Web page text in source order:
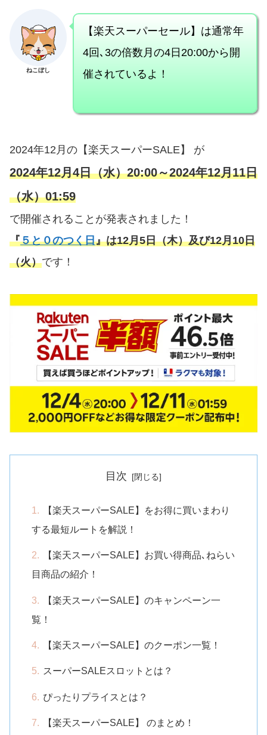
ねこぼし
【楽天スーパーセール】は通常年
4回､3の倍数月の4日20:00から開
催されているよ！
2024年12月の【楽天スーパーSALE】 が
2024年12月4日（水）20:00～2024年12月11日
（水）01:59
で開催されることが発表されました！
『５と０のつく日』は12月5日（木）及び12月10日
（火）です！
目次
【楽天スーパーSALE】をお得に買いまわり
する最短ルートを解説！
【楽天スーパーSALE】お買い得商品､ねらい
目商品の紹介！
【楽天スーパーSALE】のキャンペーン一
覧！
【楽天スーパーSALE】のクーポン一覧！
スーパーSALEスロットとは？
ぴったりプライスとは？
【楽天スーパーSALE】 のまとめ！